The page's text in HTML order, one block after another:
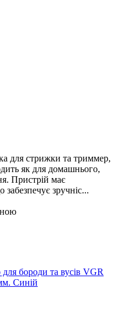
для стрижки та триммер,
як для домашнього,
Пристрій має
зручніс...
бороди та вусів VGR
Синій